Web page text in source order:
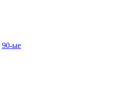
90-ые